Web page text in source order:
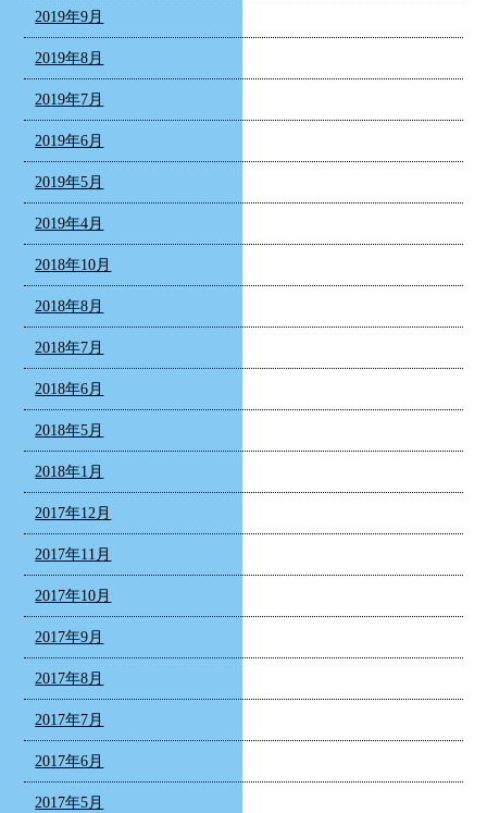
2019年9月
2019年8月
2019年7月
2019年6月
2019年5月
2019年4月
2018年10月
2018年8月
2018年7月
2018年6月
2018年5月
2018年1月
2017年12月
2017年11月
2017年10月
2017年9月
2017年8月
2017年7月
2017年6月
2017年5月